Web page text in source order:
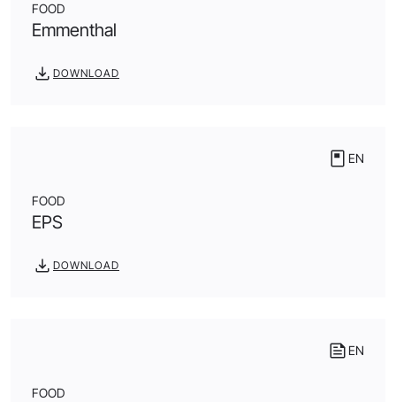
FOOD
Emmenthal
DOWNLOAD
EN
FOOD
EPS
DOWNLOAD
EN
FOOD